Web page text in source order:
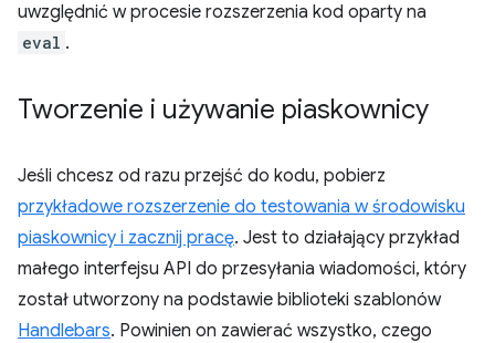
uwzględnić w procesie rozszerzenia kod oparty na
eval .
Tworzenie i używanie piaskownicy
Jeśli chcesz od razu przejść do kodu, pobierz
przykładowe rozszerzenie do testowania w środowisku
piaskownicy i zacznij pracę. Jest to działający przykład
małego interfejsu API do przesyłania wiadomości, który
został utworzony na podstawie biblioteki szablonów
Handlebars. Powinien on zawierać wszystko, czego